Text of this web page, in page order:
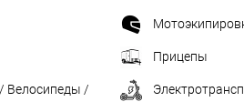
Прицепы
Велосипеды /